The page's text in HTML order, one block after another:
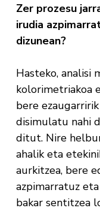
Zer prozesu
irudia
dizunean?
Hasteko, analisi
kolorimetriakoa
bere
disimulatu nahi
ditut. Nire
ahalik eta
aurkitzea, bere
azpimarratuz
bakar sentitzea